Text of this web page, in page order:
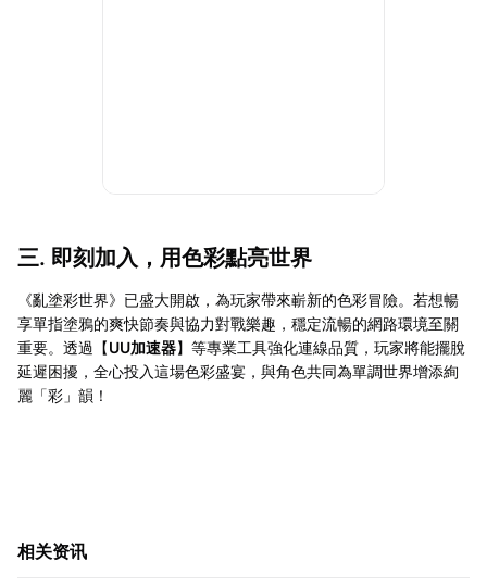
三. 即刻加入，用色彩點亮世界
《亂塗彩世界》已盛大開啟，為玩家帶來嶄新的色彩冒險。若想暢
享單指塗鴉的爽快節奏與協力對戰樂趣，穩定流暢的網路環境至關
重要。透過【UU加速器】等專業工具強化連線品質，玩家將能擺脫
延遲困擾，全心投入這場色彩盛宴，與角色共同為單調世界增添絢
麗「彩」韻！
相关资讯